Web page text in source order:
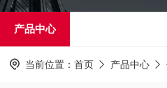
产品中心
当前位置： 首页 产品中心